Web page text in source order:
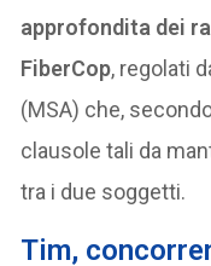
approfondita dei
FiberCop, regolati
(MSA) che,
clausole tali da
tra i due soggetti.
Tim,